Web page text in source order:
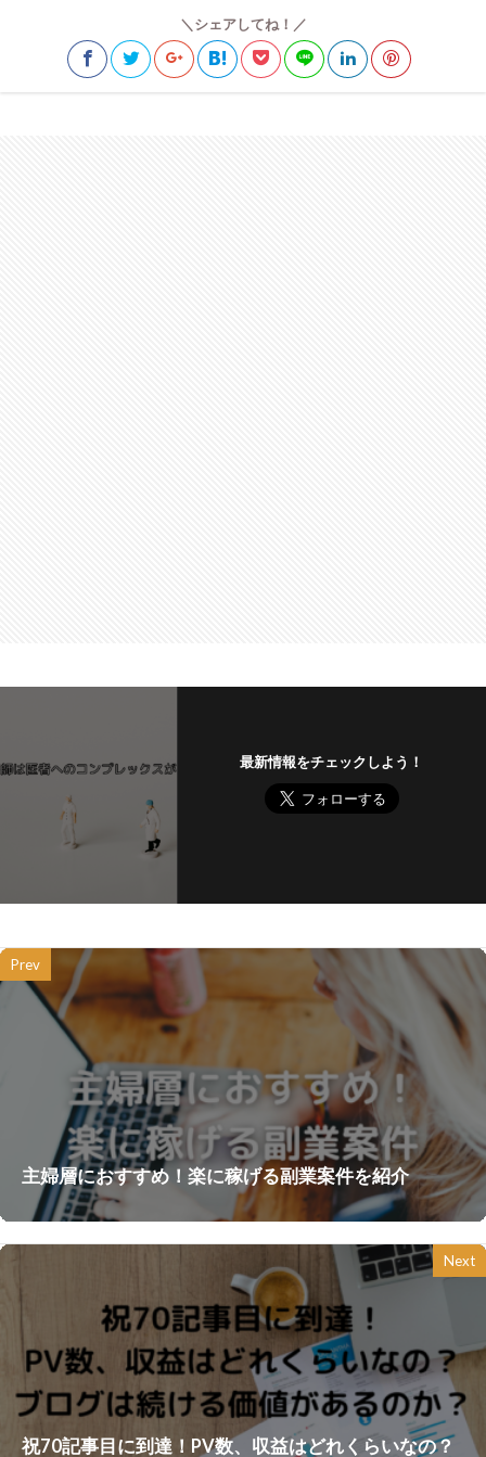
最新情報をチェックしよう！
Prev
主婦層におすすめ！楽に稼げる副業案件を紹介
Next
祝70記事目に到達！PV数、収益はどれくらいなの？